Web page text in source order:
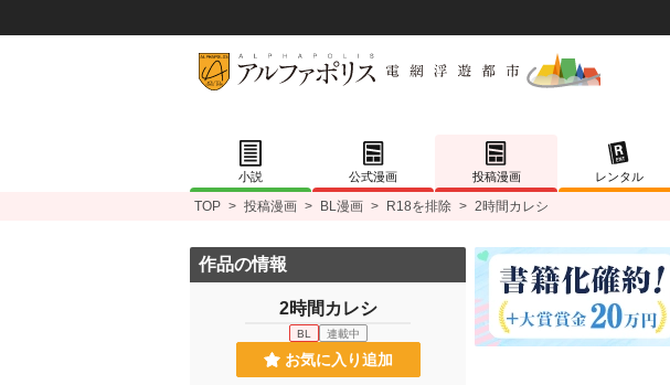
小説 公式漫画 投稿漫画 レンタル
TOP > 投稿漫画 > BL漫画 > R18を排除 > 2時間カレシ
作品の情報
2時間カレシ
BL 連載中
お気に入り追加